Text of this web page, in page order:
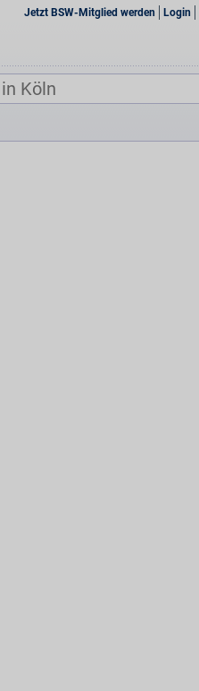
Jetzt BSW-Mitglied werden Login